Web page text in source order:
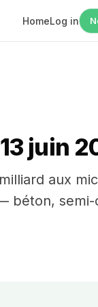
HomeLog in
juin
aux
béton,